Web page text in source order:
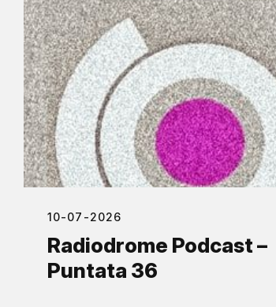
10-07-2026
Radiodrome Podcast –
Puntata 36